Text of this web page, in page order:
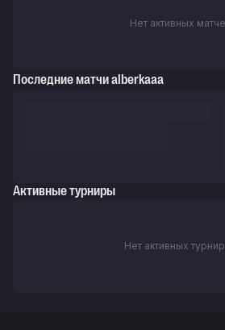
Нет активных
Последние матчи alberkaaa
Активные турниры
Нет активных